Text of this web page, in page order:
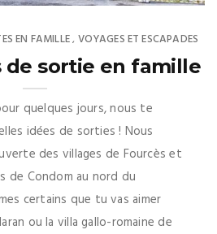
EN FAMILLE, VOYAGES ET ESCAPADES
de sortie en famille
quelques jours, nous te
idées de sorties ! Nous
des villages de Fourcès et
de Condom au nord du
certains que tu vas aimer
ou la villa gallo-romaine de